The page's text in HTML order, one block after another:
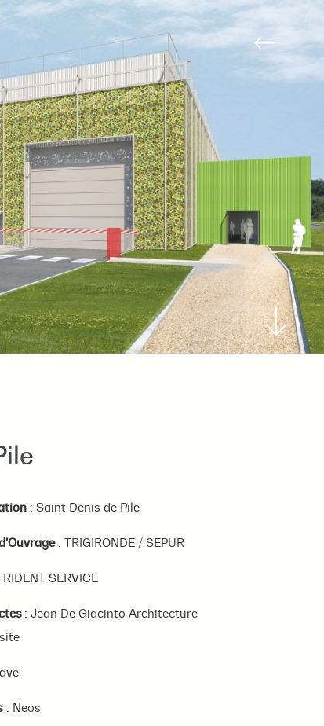
: Saint Denis de Pile
: TRIGIRONDE / SEPUR
SERVICE
: Jean De Giacinto Architecture
: Neos